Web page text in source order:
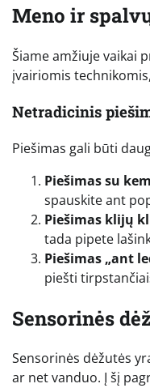
Meno ir
Šiame amžiuje vaikai
įvairiomis
Netradicinis
Piešimas gali būti
Piešimas su
spauskite ant
Piešimas klijų
tada pipete
Piešimas „ant
piešti
Sensorinės
Sensorinės dėžutės
ar net vanduo. Į šį